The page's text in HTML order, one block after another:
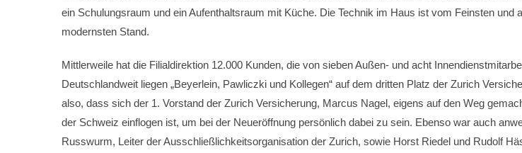
ein Schulungsraum und ein Aufenthaltsraum mit Küche. Die Technik im Haus ist vom Feinsten und
modernsten Stand.
Mittlerweile hat die Filialdirektion 12.000 Kunden, die von sieben Außen- und acht
Deutschlandweit liegen „Beyerlein, Pawliczki und Kollegen“ auf dem dritten Platz der Zurich
also, dass sich der 1. Vorstand der Zurich Versicherung, Marcus Nagel, eigens auf den Weg
der Schweiz einflogen ist, um bei der Neueröffnung persönlich dabei zu sein. Ebenso war auch
Russwurm, Leiter der Ausschließlichkeitsorganisation der Zurich, sowie Horst Riedel und Rudolf